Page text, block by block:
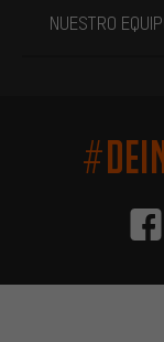
NUESTRO